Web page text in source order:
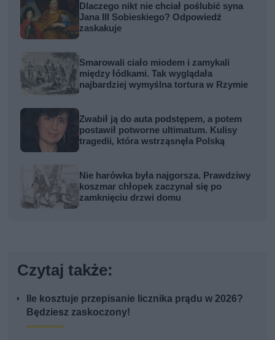
Dlaczego nikt nie chciał poślubić syna
Jana III Sobieskiego? Odpowiedź
zaskakuje
Smarowali ciało miodem i zamykali
między łódkami. Tak wyglądała
najbardziej wymyślna tortura w Rzymie
Zwabił ją do auta podstępem, a potem
postawił potworne ultimatum. Kulisy
tragedii, która wstrząsnęła Polską
Nie harówka była najgorsza. Prawdziwy
koszmar chłopek zaczynał się po
zamknięciu drzwi domu
Czytaj także:
Ile kosztuje przepisanie licznika prądu w 2026?
Będziesz zaskoczony!